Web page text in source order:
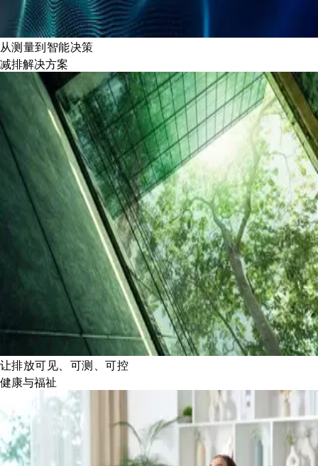
从测量到智能决策
减排解决方案
让排放可见、可测、可控
健康与福祉